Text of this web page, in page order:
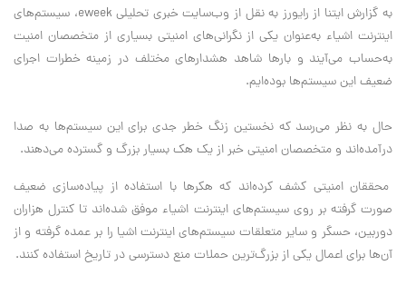
به گزارش ایتنا از رایورز به نقل از وب‌سایت خبری تحلیلی eweek، سیستم‌های
اینترنت اشیاء به‌عنوان یکی از نگرانی‌های امنیتی بسیاری از متخصصان امنیت
به‌حساب می‌آیند و بارها شاهد هشدارهای مختلف در زمینه خطرات اجرای
ضعیف این سیستم‌ها بوده‌ایم.
حال به نظر می‌رسد که نخستین زنگ خطر جدی برای این سیستم‌ها به صدا
درآمده‌اند و متخصصان امنیتی خبر از یک هک بسیار بزرگ و گسترده می‌دهند.
محققان امنیتی کشف کرده‌اند که هکرها با استفاده از پیاده‌سازی ضعیف
صورت گرفته بر روی سیستم‌های اینترنت اشیاء موفق شده‌اند تا کنترل هزاران
دوربین، حسگر و سایر متعلقات سیستم‌های اینترنت اشیا را بر عمده گرفته و از
آن‌ها برای اعمال یکی از بزرگ‌ترین حملات منع دسترسی در تاریخ استفاده کنند.